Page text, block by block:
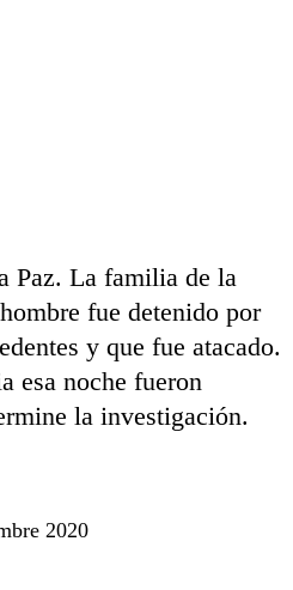
Paz. La familia de la
fue detenido por
y que fue atacado.
esa noche fueron
la investigación.
2020